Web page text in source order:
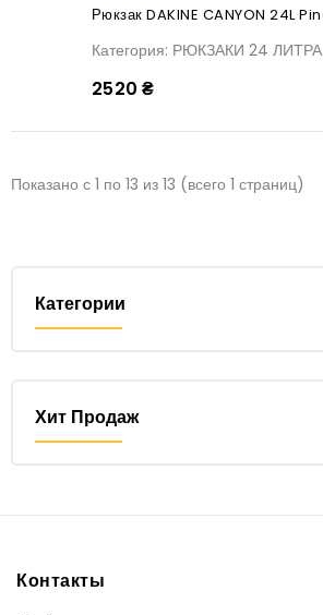
Категория: РЮКЗАКИ 24 ЛИТРА
2520 ₴
Показано с 1 по 13 из 13 (всего 1 страниц)
Категории
Хит Продаж
Контакты